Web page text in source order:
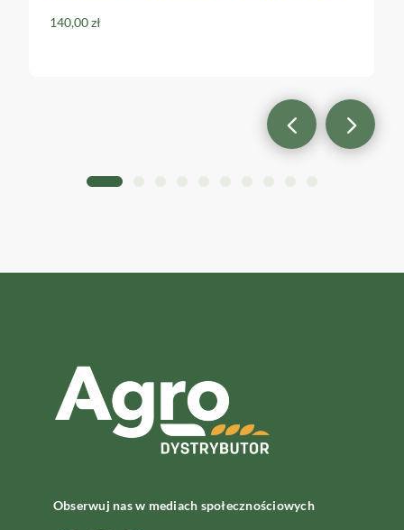
140,00zł
Obserwuj nas w mediach społecznościowych